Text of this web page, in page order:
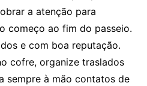
a atenção para
começo ao fim do passeio.
e com boa reputação.
cofre, organize traslados
sempre à mão contatos de